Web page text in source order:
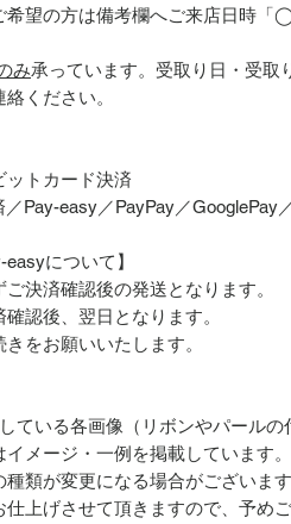
希望の方は備考欄へご来店日時
み承っています。受取り日・受取
ください。
ットカード決済
Pay-easy／PayPay／GooglePay
easyについて】
決済確認後の発送となります。
認後、翌日となります。
をお願いいたします。
ている各画像（リボンやパールの
メージ・一例を掲載しています。
種類が変更になる場合がございま
上げさせて頂きますので、予め